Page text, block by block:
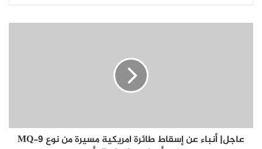
عاجل| أنباء عن إسقاط طائرة امريكية مسيرة من نوع MQ-9